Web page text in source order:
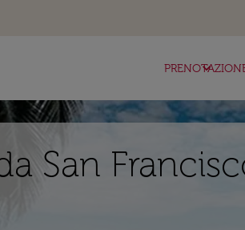
keyboard_arrow_down
San